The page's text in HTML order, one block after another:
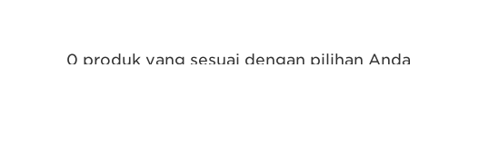
0 produk yang sesuai dengan pilihan Anda